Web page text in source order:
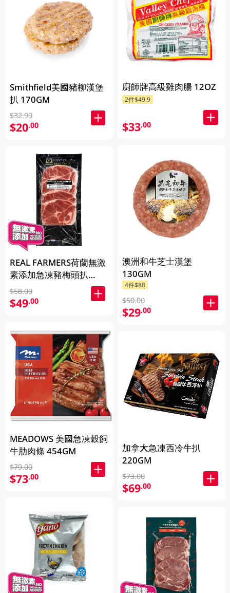
Smithfield美國豬柳漢堡
扒 170GM
$32.90
$20.00
REAL FARMERS荷蘭無激
素添加急凍豬梅頭扒
400GM
$58.00
$49.00
MEADOWS 美國急凍穀飼
牛肋肉條 454GM
$79.00
$73.00
廚師牌高級雞肉腸 12OZ
2件$49.9
$33.00
澳洲和牛芝士漢堡
130GM
4件$88
$50.00
$29.00
加拿大急凍西冷牛扒
220GM
$73.00
$69.00